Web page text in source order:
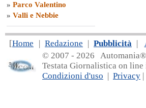
» Parco Valentino
» Valli e Nebbie
[Home | Redazione | Pubblicità |
© 2007 - 2026
Testata Giornalistica on
Condizioni d'uso | Privacy